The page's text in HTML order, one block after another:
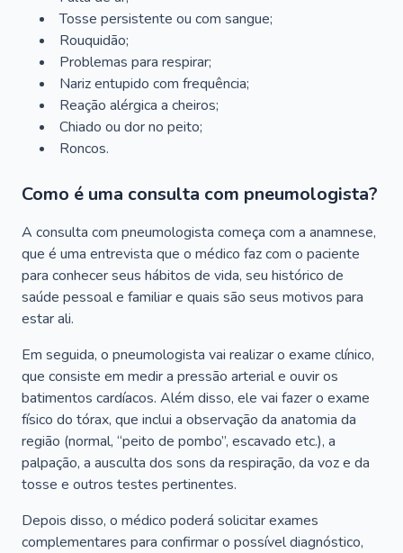
Tosse persistente ou com sangue;
Rouquidão;
Problemas para respirar;
Nariz entupido com frequência;
Reação alérgica a cheiros;
Chiado ou dor no peito;
Roncos.
Como é uma consulta com pneumologista?
A consulta com pneumologista começa com a anamnese,
que é uma entrevista que o médico faz com o paciente
para conhecer seus hábitos de vida, seu histórico de
saúde pessoal e familiar e quais são seus motivos para
estar ali.
Em seguida, o pneumologista vai realizar o exame clínico,
que consiste em medir a pressão arterial e ouvir os
batimentos cardíacos. Além disso, ele vai fazer o exame
físico do tórax, que inclui a observação da anatomia da
região (normal, “peito de pombo”, escavado etc.), a
palpação, a ausculta dos sons da respiração, da voz e da
tosse e outros testes pertinentes.
Depois disso, o médico poderá solicitar exames
complementares para confirmar o possível diagnóstico,